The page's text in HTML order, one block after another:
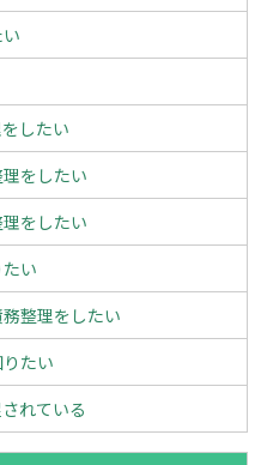
したい
をしたい
をしたい
い
整理をしたい
たい
れている